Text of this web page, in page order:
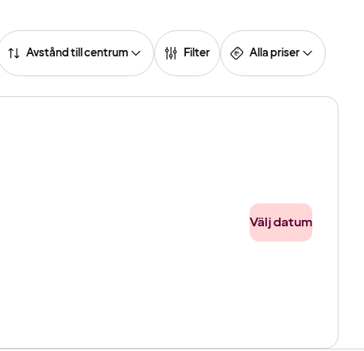
Avstånd till centrum Filter Alla priser
Välj datum